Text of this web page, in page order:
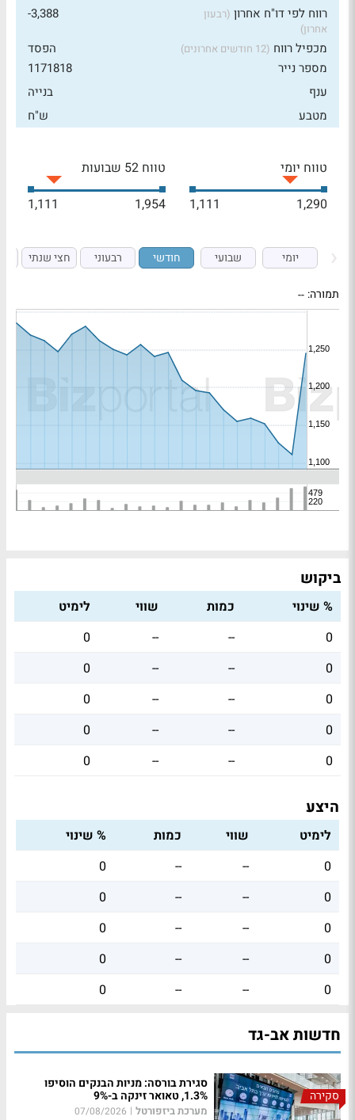
רווח לפי דו"ח אחרון (רבעון
אחרון)
-3,388
מכפיל רווח (12 חודשים אחרונים)
הפסד
מספר נייר
1171818
ענף
בנייה
מטבע
ש"ח
טווח יומי
1,290
1,111
טווח 52 שבועות
1,954
1,111
יומי שבועי חודשי רבעוני חצי שנתי
תמורה: --
ביקוש
% שינוי כמות שווי
לימיט
0
--
--
0
0
--
--
0
0
--
--
0
0
--
--
0
0
--
--
0
היצע
לימיט שווי כמות
% שינוי
0
--
--
0
0
--
--
0
0
--
--
0
0
--
--
0
0
--
--
0
חדשות אב-גד
סקירה
סגירת בורסה: מניות הבנקים הוסיפו
1.3%, טאואר זינקה ב-9%
מערכת ביזפורטל |
07/08/2026